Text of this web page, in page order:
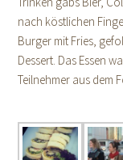
nach köstlichen
Burger mit Fries,
Dessert. Das Essen
Teilnehmer aus dem